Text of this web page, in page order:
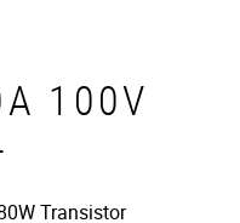
100V
Transistor